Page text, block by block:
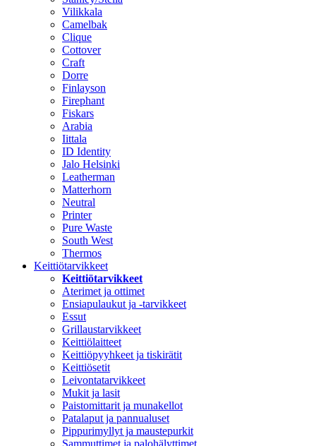
Vilikkala
Camelbak
Clique
Cottover
Craft
Dorre
Finlayson
Firephant
Fiskars
Arabia
Iittala
ID Identity
Jalo Helsinki
Leatherman
Matterhorn
Neutral
Printer
Pure Waste
South West
Thermos
Keittiötarvikkeet
Keittiötarvikkeet
Aterimet ja ottimet
Ensiapulaukut ja -tarvikkeet
Essut
Grillaustarvikkeet
Keittiölaitteet
Keittiöpyyhkeet ja tiskirätit
Keittiösetit
Leivontatarvikkeet
Mukit ja lasit
Paistomittarit ja munakellot
Patalaput ja pannualuset
Pippurimyllyt ja maustepurkit
Sammuttimet ja palohälyttimet